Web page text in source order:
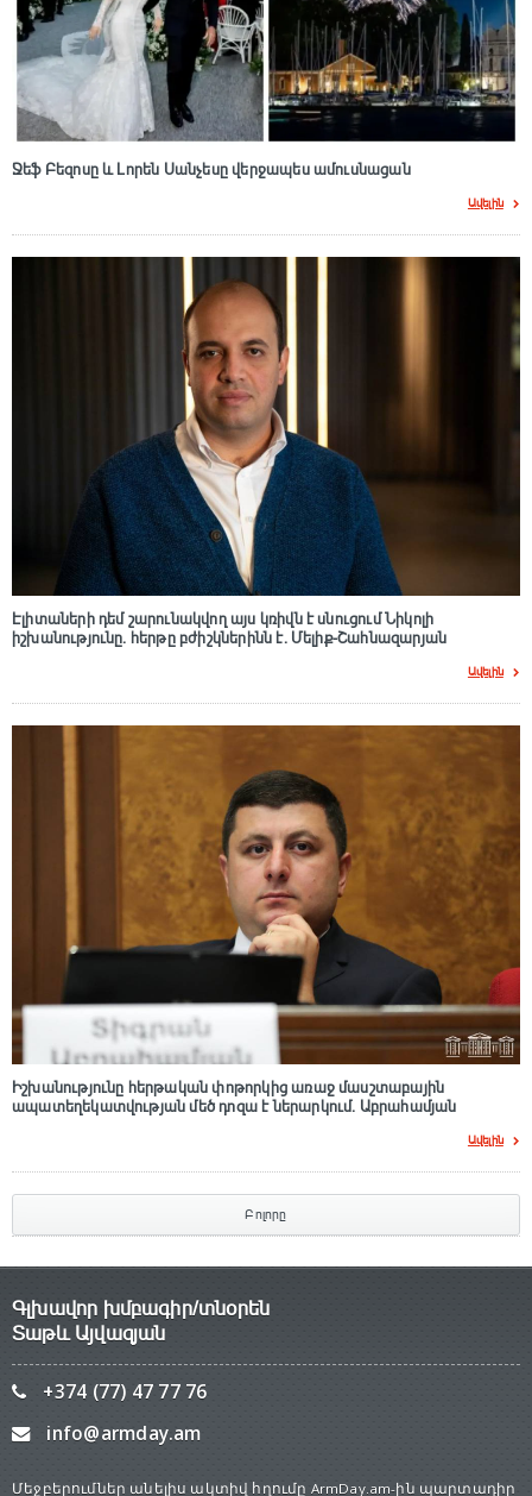
Ջեֆ Բեզոսը և Լորեն Սանչեսը վերջապես ամուսնացան
Ավելին
Էլիտաների դեմ շարունակվող այս կռիվն է սնուցում Նիկոլի
իշխանությունը. հերթը բժիշկներինն է. Մելիք-Շահնազարյան
Ավելին
Իշխանությունը հերթական փոթորկից առաջ մասշտաբային
ապատեղեկատվության մեծ դnզա է ներարկում․ Աբրահամյան
Ավելին
Բոլորը
Գլխավոր խմբագիր/տնօրեն
Տաթև Այվազյան
+374 (77) 47 77 76
info@armday.am
Մեջբերումներ անելիս ակտիվ հղումը ArmDay.am-ին պարտադիր